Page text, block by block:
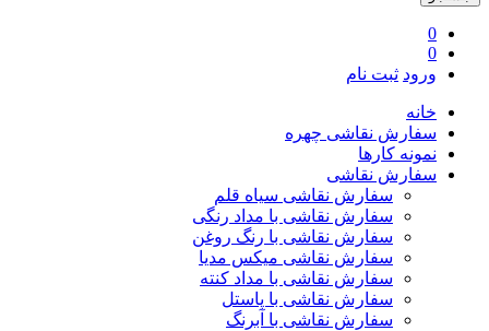
0
0
ورود ثبت نام
خانه
سفارش نقاشی چهره
نمونه کارها
سفارش نقاشی
سفارش نقاشی سیاه قلم
سفارش نقاشی با مداد رنگی
سفارش نقاشی با رنگ روغن
سفارش نقاشی میکس مدیا
سفارش نقاشی با مداد کنته
سفارش نقاشی با پاستل
سفارش نقاشی با آبرنگ